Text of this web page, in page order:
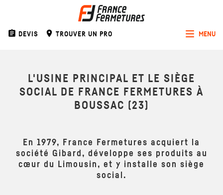
Toggle
MENU
assignment DEVIS room TROUVER UN PRO
L'USINE PRINCIPAL ET LE SIÈGE
SOCIAL DE FRANCE FERMETURES À
BOUSSAC (23)
En 1979, France Fermetures acquiert la
société Gibard, développe ses produits au
cœur du Limousin, et y installe son siège
social.